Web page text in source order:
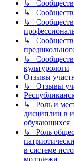
↳
↳
↳
↳
↳
культурологи
Отзывы
↳ Отзывы
↳ Роль и
дисциплин в
обучающихся
↳ Роль
в системе
молодежи